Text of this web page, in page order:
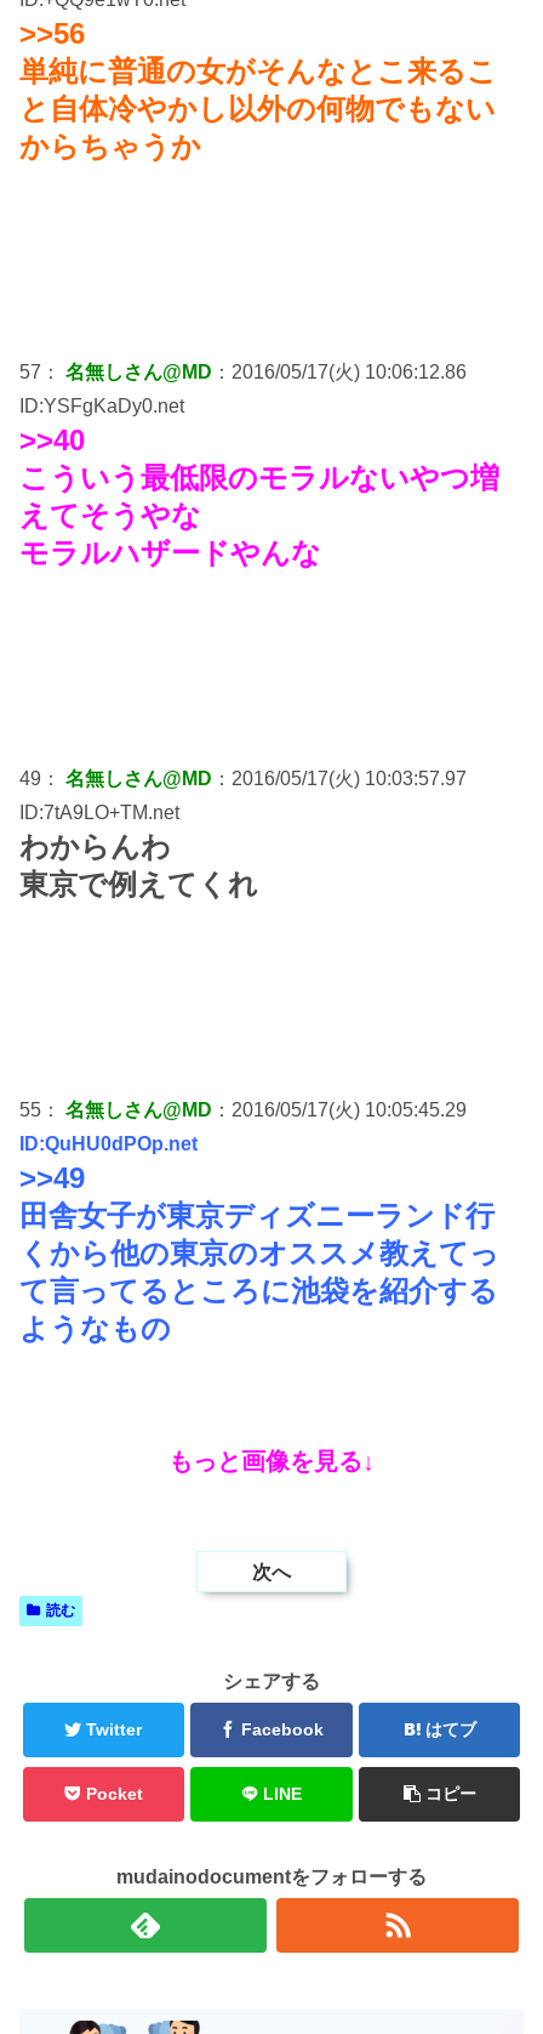
>>56
単純に普通の女がそんなとこ来るこ
と自体冷やかし以外の何物でもない
からちゃうか
57： 名無しさん@MD ：2016/05/17(火) 10:06:12.86
ID:YSFgKaDy0.net
>>40
こういう最低限のモラルないやつ増
えてそうやな
モラルハザードやんな
49： 名無しさん@MD ：2016/05/17(火) 10:03:57.97
ID:7tA9LO+TM.net
わからんわ
東京で例えてくれ
55： 名無しさん@MD ：2016/05/17(火) 10:05:45.29
ID:QuHU0dPOp.net
>>49
田舎女子が東京ディズニーランド行
くから他の東京のオススメ教えてっ
て言ってるところに池袋を紹介する
ようなもの
もっと画像を見る↓
次へ
読む
シェアする
Twitter Facebook はてブ
Pocket LINE コピー
mudainodocumentをフォローする